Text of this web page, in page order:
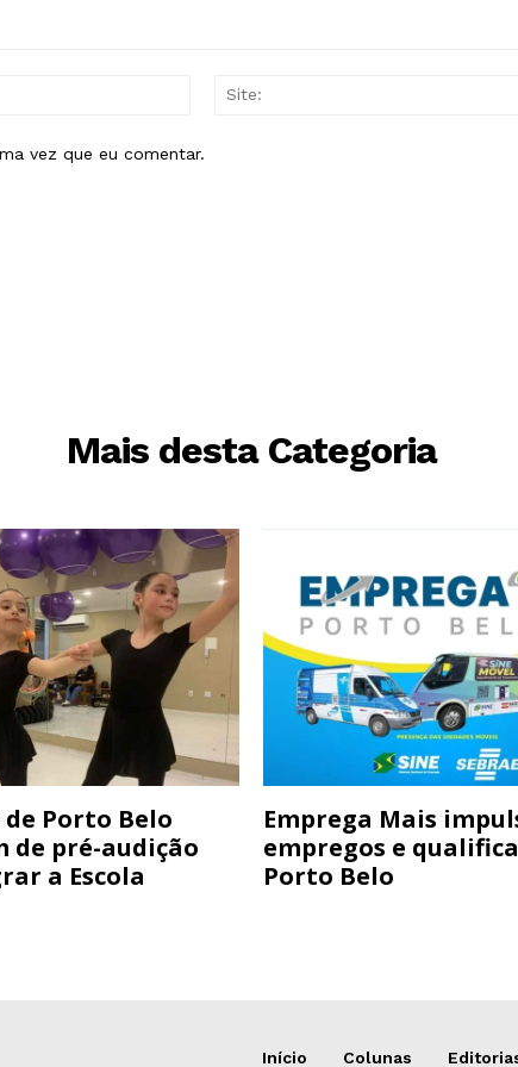
vez que eu comentar.
Mais desta Categoria
Porto Belo
de pré-audição
a Escola
Emprega Mais
empregos e
Porto Belo
Início Colunas